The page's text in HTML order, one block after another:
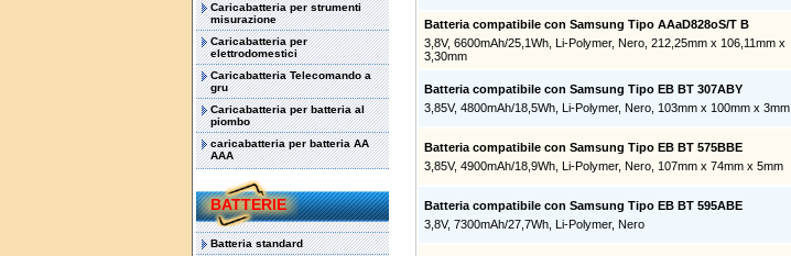
Caricabatteria per strumenti
misurazione
Caricabatteria per
elettrodomestici
Caricabatteria Telecomando a
gru
Caricabatteria per batteria al
piombo
caricabatteria per batteria AA
AAA
BATTERIE
Batteria standard
Batteria compatibile con Samsung Tipo AAaD828oS/T B
3,8V, 6600mAh/25,1Wh, Li-Polymer, Nero, 212,25mm x 106,11mm x
3,30mm
Batteria compatibile con Samsung Tipo EB BT 307ABY
3,85V, 4800mAh/18,5Wh, Li-Polymer, Nero, 103mm x 100mm x 3mm
Batteria compatibile con Samsung Tipo EB BT 575BBE
3,85V, 4900mAh/18,9Wh, Li-Polymer, Nero, 107mm x 74mm x 5mm
Batteria compatibile con Samsung Tipo EB BT 595ABE
3,8V, 7300mAh/27,7Wh, Li-Polymer, Nero